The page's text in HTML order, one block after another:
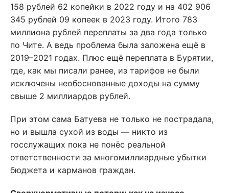
158 рублей 62 копейки в 2022 году и на 402 906
345 рублей 09 копеек в 2023 году. Итого 783
миллиона рублей переплаты за два года только
по Чите. А ведь проблема была заложена ещё в
2019–2021 годах. Плюс ещё переплата в Бурятии,
где, как мы писали ранее, из тарифов не были
исключены необоснованные доходы на сумму
свыше 2 миллиардов рублей.
При этом сама Батуева не только не пострадала,
но и вышла сухой из воды — никто из
госслужащих пока не понёс реальной
ответственности за многомиллиардные убытки
бюджета и карманов граждан.